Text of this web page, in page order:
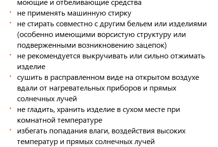
не применять машинную стирку
не стирать совместно с другим бельем или изделиями
(особенно имеющими ворсистую структуру или
подверженными возникновению зацепок)
не рекомендуется выкручивать или сильно отжимать
изделие
сушить в расправленном виде на открытом воздухе
вдали от нагревательных приборов и прямых
солнечных лучей
не гладить, хранить изделие в сухом месте при
комнатной температуре
избегать попадания влаги, воздействия высоких
температур и прямых солнечных лучей